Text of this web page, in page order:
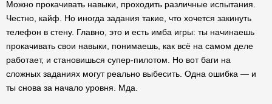
Можно прокачивать навыки, проходить различные испытания.
Честно, кайф. Но иногда задания такие, что хочется закинуть
телефон в стену. Главно, это и есть имба игры: ты начинаешь
прокачивать свои навыки, понимаешь, как всё на самом деле
работает, и становишься супер-пилотом. Но вот баги на
сложных заданиях могут реально выбесить. Одна ошибка — и
ты снова за начало уровня. Мда.